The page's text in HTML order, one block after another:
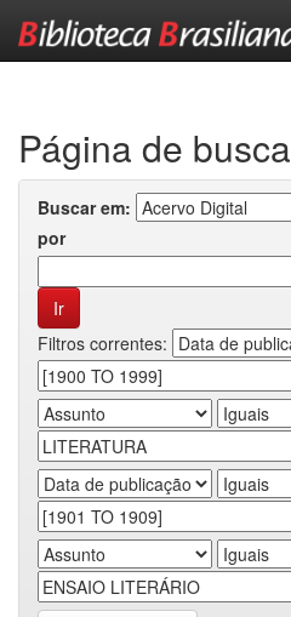
Página de busca
Buscar em:
por
Filtros correntes: